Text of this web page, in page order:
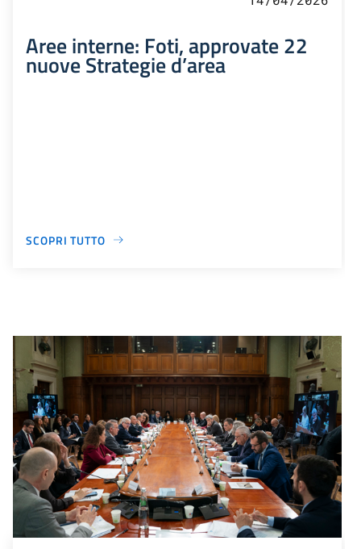
Aree interne: Foti, approvate 22
nuove Strategie d’area
SCOPRI TUTTO